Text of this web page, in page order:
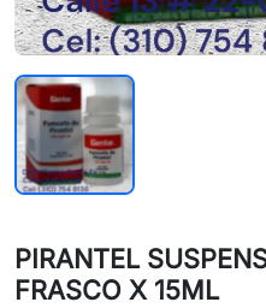
PIRANTEL
FRASCO X 15ML